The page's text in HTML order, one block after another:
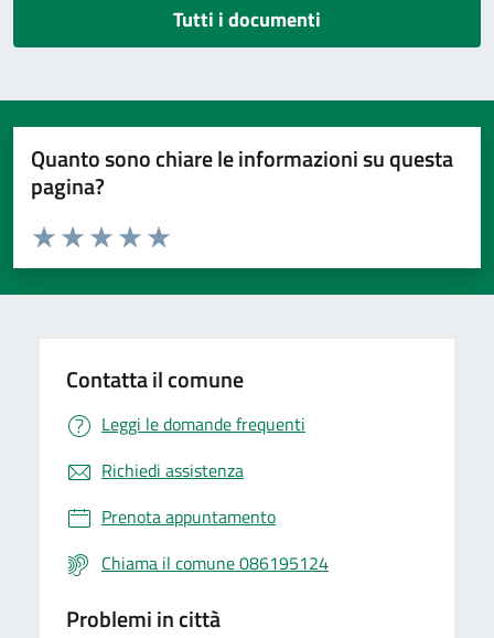
Tutti i documenti
Quanto sono chiare le informazioni su questa
pagina?
Valuta da 1 a 5 stelle la pagina
Valuta 5 stelle su 5
Valuta 4 stelle su 5
Valuta 3 stelle su 5
Valuta 2 stelle su 5
Valuta 1 stelle su 5
Contatta il comune
Leggi le domande frequenti
Richiedi assistenza
Prenota appuntamento
Chiama il comune 086195124
Problemi in città